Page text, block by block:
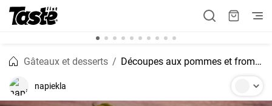
Gâteaux et desserts Découpes aux pommes et fromage blanc sans cuisson
napiekla